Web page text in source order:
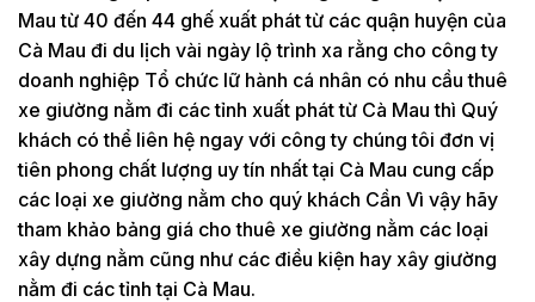
Mau từ 40 đến 44 ghế xuất phát từ các quận huyện của
Cà Mau đi du lịch vài ngày lộ trình xa rằng cho công ty
doanh nghiệp Tổ chức lữ hành cá nhân có nhu cầu thuê
xe giường nằm đi các tỉnh xuất phát từ Cà Mau thì Quý
khách có thể liên hệ ngay với công ty chúng tôi đơn vị
tiên phong chất lượng uy tín nhất tại Cà Mau cung cấp
các loại xe giường nằm cho quý khách Cần Vì vậy hãy
tham khảo bảng giá cho thuê xe giường nằm các loại
xây dựng nằm cũng như các điều kiện hay xây giường
nằm đi các tỉnh tại Cà Mau.